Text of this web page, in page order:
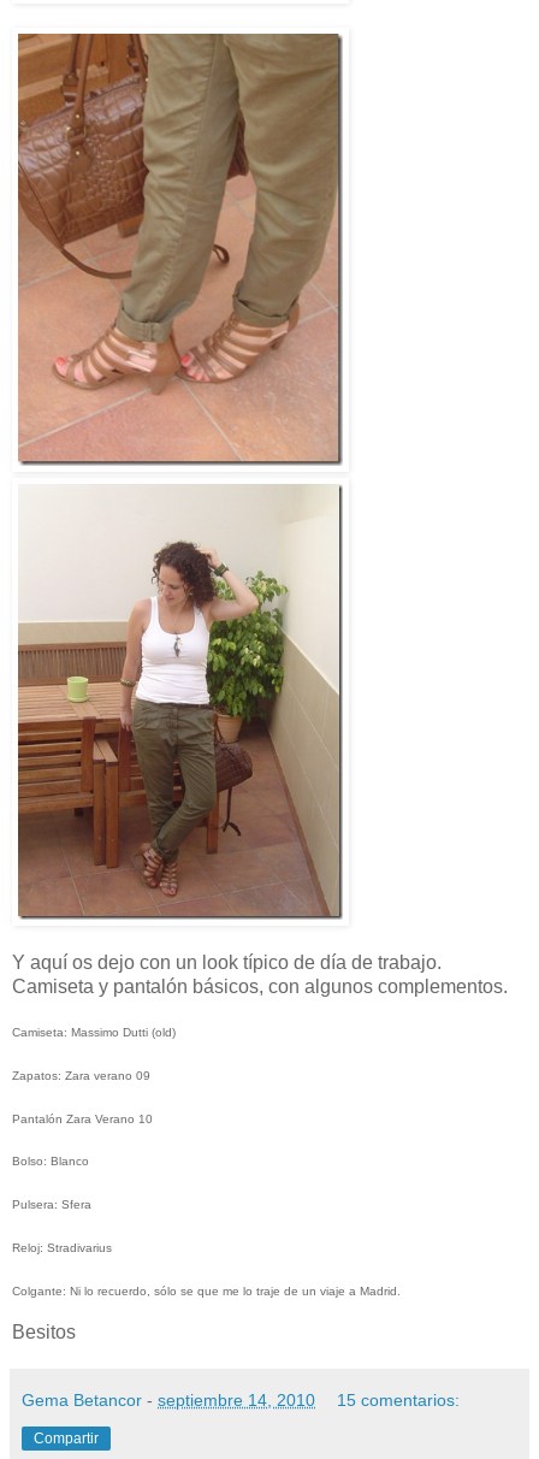
Y aquí os dejo con un look típico de día de trabajo.
Camiseta y pantalón básicos, con algunos complementos.
Camiseta: Massimo Dutti (old)
Zapatos: Zara verano 09
Pantalón Zara Verano 10
Bolso: Blanco
Pulsera: Sfera
Reloj: Stradivarius
Colgante: Ni lo recuerdo, sólo se que me lo traje de un viaje a Madrid.
Besitos
Gema Betancor - septiembre 14, 2010 15 comentarios:
Compartir